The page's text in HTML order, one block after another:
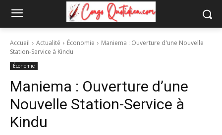
Accueil Actualité Économie
Maniema : Ouverture d'une Nouvelle
Station-Service à Kindu
Économie
Maniema : Ouverture d’une
Nouvelle Station-Service à
Kindu